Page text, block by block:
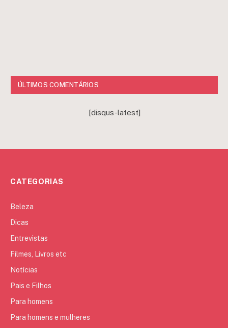
ÚLTIMOS COMENTÁRIOS
[disqus-latest]
CATEGORIAS
Beleza
Dicas
Entrevistas
Filmes, Livros etc
Notícias
Pais e Filhos
Para homens
Para homens e mulheres